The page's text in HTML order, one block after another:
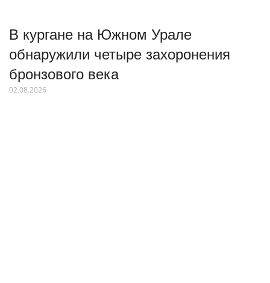
В кургане на Южном Урале
обнаружили четыре захоронения
бронзового века
02.08.2026